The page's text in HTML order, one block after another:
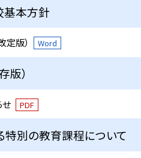
基本方針
定版） Word
版）
PDF
別の教育課程について